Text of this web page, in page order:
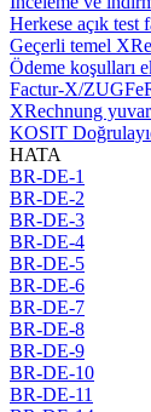
Herkese açık test
Geçerli temel
Ödeme koşulları
Factur-X/
XRechnung
KOSIT
HATA
BR-DE-1
BR-DE-2
BR-DE-3
BR-DE-4
BR-DE-5
BR-DE-6
BR-DE-7
BR-DE-8
BR-DE-9
BR-DE-10
BR-DE-11